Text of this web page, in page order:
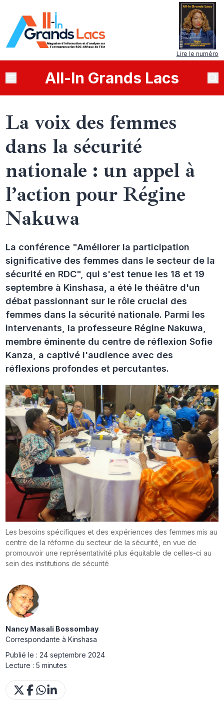
Lire le numéro
All-In Grands Lacs
La voix des femmes
dans la sécurité
nationale : un appel à
l’action pour Régine
Nakuwa
La conférence "Améliorer la participation
significative des femmes dans le secteur de la
sécurité en RDC", qui s'est tenue les 18 et 19
septembre à Kinshasa, a été le théâtre d'un
débat passionnant sur le rôle crucial des
femmes dans la sécurité nationale. Parmi les
intervenants, la professeure Régine Nakuwa,
membre éminente du centre de réflexion Sofie
Kanza, a captivé l'audience avec des
réflexions profondes et percutantes.
Les besoins spécifiques et des expériences des femmes mis au
centre de la réforme du secteur de la sécurité, en vue de
promouvoir une représentativité plus équitable de celles-ci au
sein des institutions de sécurité
Nancy Masali Bossombay
Correspondante à Kinshasa
Publié le :24 septembre 2024
Lecture :5 minutes